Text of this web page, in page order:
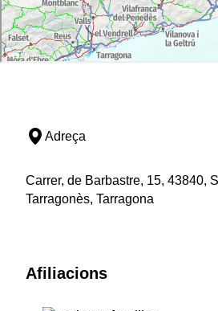
Adreça
Carrer, de Barbastre, 15, 43840,
Tarragonès, Tarragona
Afiliacions